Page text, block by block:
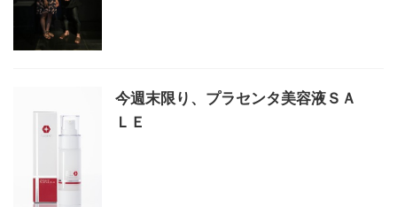
今週末限り、プラセンタ美容液ＳＡ
ＬＥ